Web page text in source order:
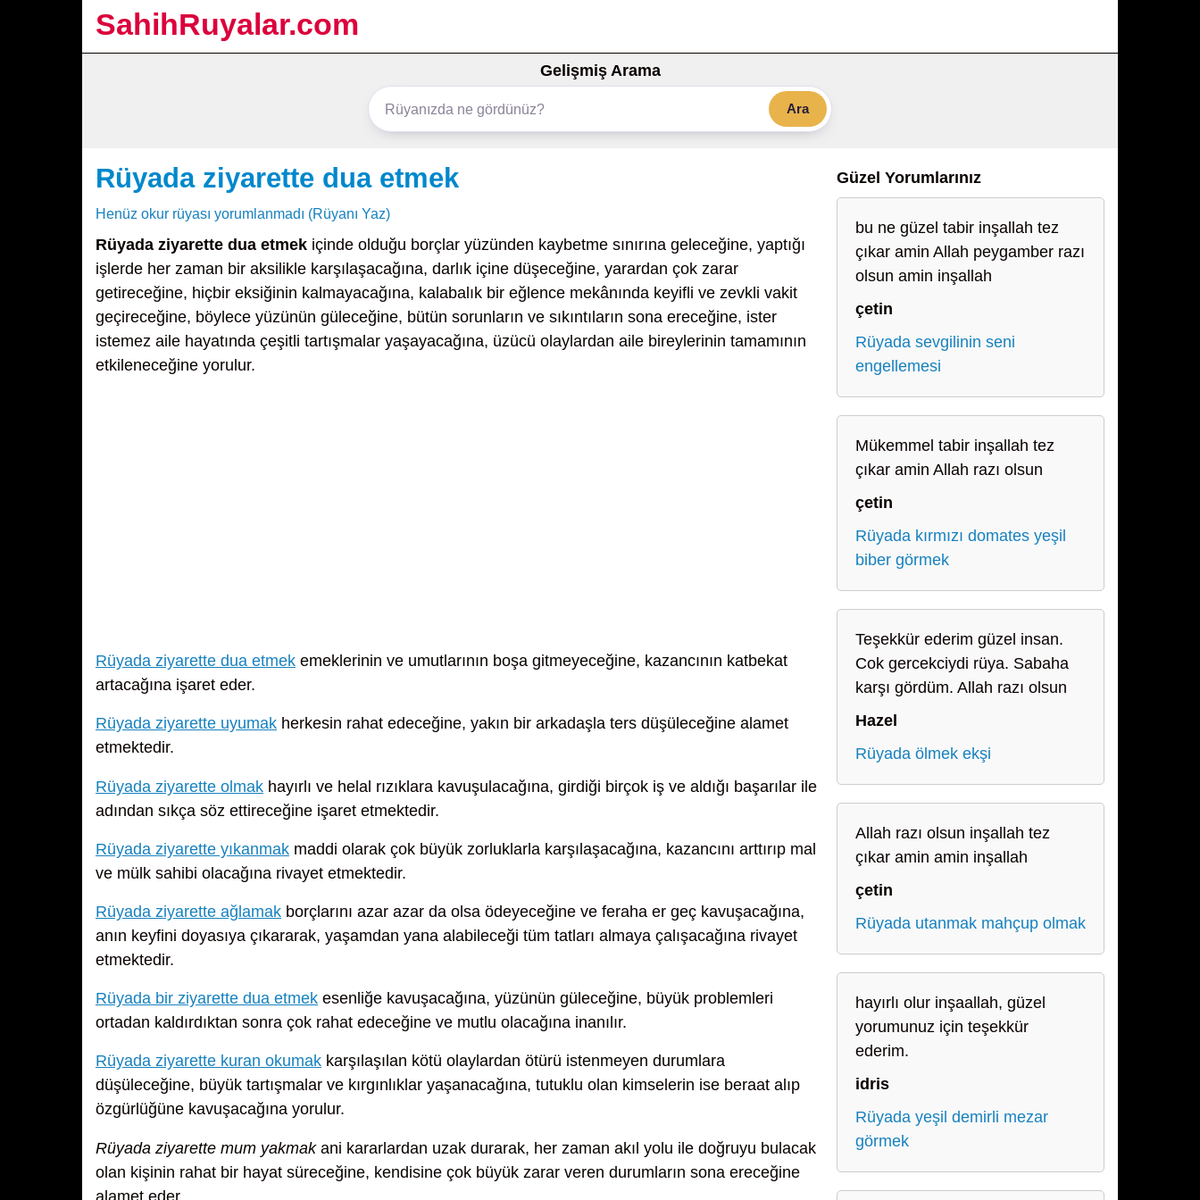
SahihRuyalar.com
Gelişmiş Arama
Ara
Rüyada ziyarette dua etmek
Henüz okur rüyası yorumlanmadı (Rüyanı Yaz)
Rüyada ziyarette dua etmek içinde olduğu borçlar yüzünden kaybetme sınırına geleceğine, yaptığı
işlerde her zaman bir aksilikle karşılaşacağına, darlık içine düşeceğine, yarardan çok zarar
getireceğine, hiçbir eksiğinin kalmayacağına, kalabalık bir eğlence mekânında keyifli ve zevkli vakit
geçireceğine, böylece yüzünün güleceğine, bütün sorunların ve sıkıntıların sona ereceğine, ister
istemez aile hayatında çeşitli tartışmalar yaşayacağına, üzücü olaylardan aile bireylerinin tamamının
etkileneceğine yorulur.
Rüyada ziyarette dua etmek emeklerinin ve umutlarının boşa gitmeyeceğine, kazancının katbekat
artacağına işaret eder.
Rüyada ziyarette uyumak herkesin rahat edeceğine, yakın bir arkadaşla ters düşüleceğine alamet
etmektedir.
Rüyada ziyarette olmak hayırlı ve helal rızıklara kavuşulacağına, girdiği birçok iş ve aldığı başarılar ile
adından sıkça söz ettireceğine işaret etmektedir.
Rüyada ziyarette yıkanmak maddi olarak çok büyük zorluklarla karşılaşacağına, kazancını arttırıp mal
ve mülk sahibi olacağına rivayet etmektedir.
Rüyada ziyarette ağlamak borçlarını azar azar da olsa ödeyeceğine ve feraha er geç kavuşacağına,
anın keyfini doyasıya çıkararak, yaşamdan yana alabileceği tüm tatları almaya çalışacağına rivayet
etmektedir.
Rüyada bir ziyarette dua etmek esenliğe kavuşacağına, yüzünün güleceğine, büyük problemleri
ortadan kaldırdıktan sonra çok rahat edeceğine ve mutlu olacağına inanılır.
Rüyada ziyarette kuran okumak karşılaşılan kötü olaylardan ötürü istenmeyen durumlara
düşüleceğine, büyük tartışmalar ve kırgınlıklar yaşanacağına, tutuklu olan kimselerin ise beraat alıp
özgürlüğüne kavuşacağına yorulur.
Rüyada ziyarette mum yakmakani kararlardan uzak durarak, her zaman akıl yolu ile doğruyu bulacak
olan kişinin rahat bir hayat süreceğine, kendisine çok büyük zarar veren durumların sona ereceğine
alamet eder.
Güzel Yorumlarınız
bu ne güzel tabir inşallah tez
çıkar amin Allah peygamber razı
olsun amin inşallah
çetin
Rüyada sevgilinin seni
engellemesi
Mükemmel tabir inşallah tez
çıkar amin Allah razı olsun
çetin
Rüyada kırmızı domates yeşil
biber görmek
Teşekkür ederim güzel insan.
Cok gercekciydi rüya. Sabaha
karşı gördüm. Allah razı olsun
Hazel
Rüyada ölmek ekşi
Allah razı olsun inşallah tez
çıkar amin amin inşallah
çetin
Rüyada utanmak mahçup olmak
hayırlı olur inşaallah, güzel
yorumunuz için teşekkür
ederim.
idris
Rüyada yeşil demirli mezar
görmek